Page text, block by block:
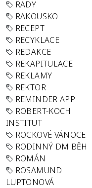
RADY
RAKOUSKO
RECEPT
RECYKLACE
REDAKCE
REKAPITULACE
REKLAMY
REKTOR
REMINDER APP
ROBERT-KOCH
INSTITUT
ROCKOVÉ VÁNOCE
RODINNÝ DM BĚH
ROMÁN
ROSAMUND
LUPTONOVÁ